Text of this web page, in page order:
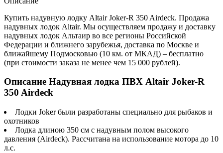
Купить надувную лодку Altair Joker-R 350 Airdeck. Продажа
надувных лодок Altair. Мы осуществляем продажу и доставку
надувных лодок Альтаир во все регионы Российской
Федерации и ближнего зарубежья, доставка по Москве и
ближайшему Подмосковью (10 км. от МКАД) – бесплатно
(при стоимости заказа не менее чем 15 000 рублей).
Описание Надувная лодка ПВХ Altair Joker-R
350 Airdeck
Лодки Joker были разработаны специально для рыбаков и
охотников
Лодка длиною 350 см с надувным полом высокого
давления (Airdeck). Рассчитана на использование мотора до 10
л.с.